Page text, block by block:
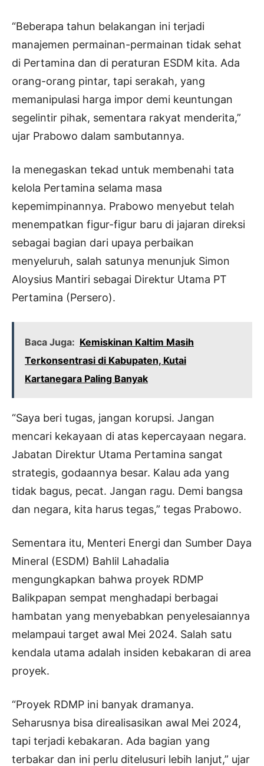
“Beberapa tahun belakangan ini terjadi
manajemen permainan-permainan tidak sehat
di Pertamina dan di peraturan ESDM kita. Ada
orang-orang pintar, tapi serakah, yang
memanipulasi harga impor demi keuntungan
segelintir pihak, sementara rakyat menderita,”
ujar Prabowo dalam sambutannya.
Ia menegaskan tekad untuk membenahi tata
kelola Pertamina selama masa
kepemimpinannya. Prabowo menyebut telah
menempatkan figur-figur baru di jajaran direksi
sebagai bagian dari upaya perbaikan
menyeluruh, salah satunya menunjuk Simon
Aloysius Mantiri sebagai Direktur Utama PT
Pertamina (Persero).
Baca Juga: Kemiskinan Kaltim Masih
Terkonsentrasi di Kabupaten, Kutai
Kartanegara Paling Banyak
“Saya beri tugas, jangan korupsi. Jangan
mencari kekayaan di atas kepercayaan negara.
Jabatan Direktur Utama Pertamina sangat
strategis, godaannya besar. Kalau ada yang
tidak bagus, pecat. Jangan ragu. Demi bangsa
dan negara, kita harus tegas,” tegas Prabowo.
Sementara itu, Menteri Energi dan Sumber Daya
Mineral (ESDM) Bahlil Lahadalia
mengungkapkan bahwa proyek RDMP
Balikpapan sempat menghadapi berbagai
hambatan yang menyebabkan penyelesaiannya
melampaui target awal Mei 2024. Salah satu
kendala utama adalah insiden kebakaran di area
proyek.
“Proyek RDMP ini banyak dramanya.
Seharusnya bisa direalisasikan awal Mei 2024,
tapi terjadi kebakaran. Ada bagian yang
terbakar dan ini perlu ditelusuri lebih lanjut,” ujar